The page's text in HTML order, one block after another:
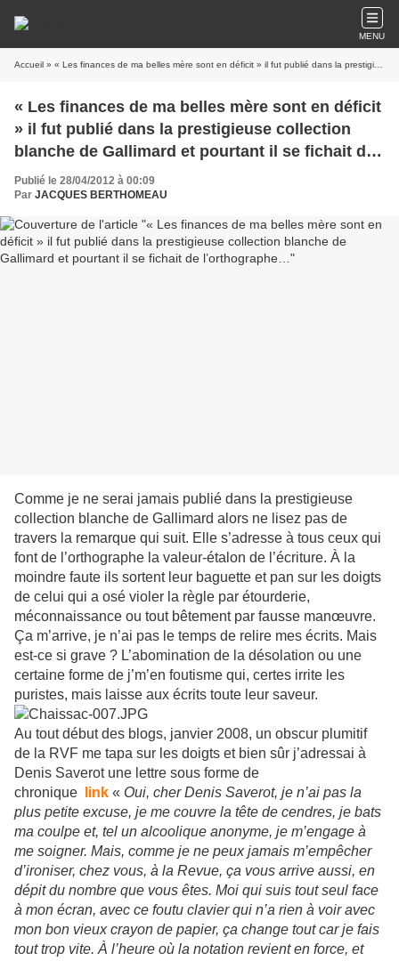
MENU
Accueil » « Les finances de ma belles mère sont en déficit » il fut publié dans la prestigieuse collection blanche de Gallimard et pourtant il se fichait de l’orthographe…
« Les finances de ma belles mère sont en déficit
» il fut publié dans la prestigieuse collection
blanche de Gallimard et pourtant il se fichait de
l’orthographe…
Publié le 28/04/2012 à 00:09
Par JACQUES BERTHOMEAU
Comme je ne serai jamais publié dans la prestigieuse
collection blanche de Gallimard alors ne lisez pas de
travers la remarque qui suit. Elle s’adresse à tous ceux qui
font de l’orthographe la valeur-étalon de l’écriture. À la
moindre faute ils sortent leur baguette et pan sur les doigts
de celui qui a osé violer la règle par étourderie,
méconnaissance ou tout bêtement par fausse manœuvre.
Ça m’arrive, je n’ai pas le temps de relire mes écrits. Mais
est-ce si grave ? L’abomination de la désolation ou une
certaine forme de j’m’en foutisme qui, certes irrite les
puristes, mais laisse aux écrits toute leur saveur.
Au tout début des blogs, janvier 2008, un obscur plumitif
de la RVF me tapa sur les doigts et bien sûr j’adressai à
Denis Saverot une lettre sous forme de
chronique
link « Oui, cher Denis Saverot, je n’ai pas la
plus petite excuse, je me couvre la tête de cendres, je bats
ma coulpe et, tel un alcoolique anonyme, je m’engage à
me soigner. Mais, comme je ne peux jamais m’empêcher
d’ironiser, chez vous, à la Revue, ça vous arrive aussi, en
dépit du nombre que vous êtes. Moi qui suis tout seul face
à mon écran, avec ce foutu clavier qui n’a rien à voir avec
mon bon vieux crayon de papier, ça change tout car je fais
tout trop vite. À l’heure où la notation revient en force, et